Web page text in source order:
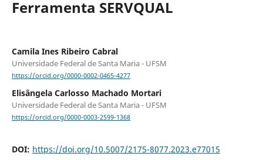
Ferramenta SERVQUAL
Camila Ines Ribeiro Cabral
Universidade Federal de Santa Maria - UFSM
https://orcid.org/0000-0002-0465-4277
Elisângela Carlosso Machado Mortari
Universidade Federal de Santa Maria - UFSM
https://orcid.org/0000-0003-2599-1368
DOI: https://doi.org/10.5007/2175-8077.2023.e77015